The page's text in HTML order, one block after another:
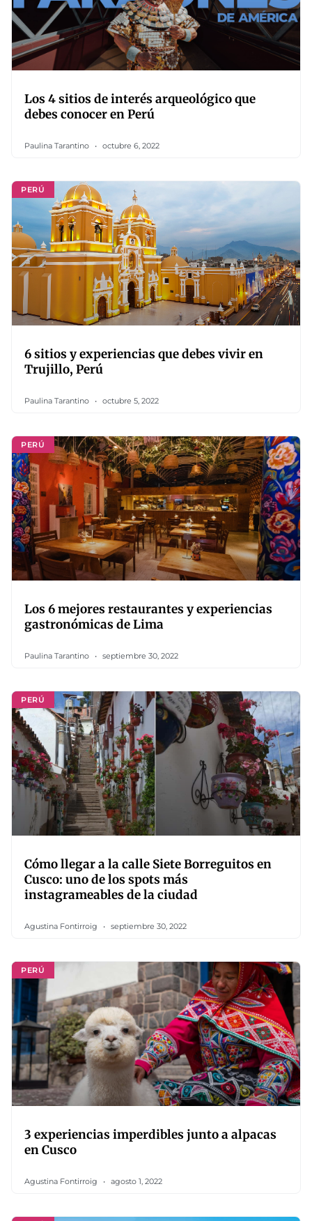
Los 4 sitios de interés arqueológico que
debes conocer en Perú
Paulina Tarantino octubre 6, 2022
PERÚ
6 sitios y experiencias que debes vivir en
Trujillo, Perú
Paulina Tarantino octubre 5, 2022
PERÚ
Los 6 mejores restaurantes y experiencias
gastronómicas de Lima
Paulina Tarantino septiembre 30, 2022
PERÚ
Cómo llegar a la calle Siete Borreguitos en
Cusco: uno de los spots más
instagrameables de la ciudad
Agustina Fontirroig septiembre 30, 2022
PERÚ
3 experiencias imperdibles junto a alpacas
en Cusco
Agustina Fontirroig agosto 1, 2022